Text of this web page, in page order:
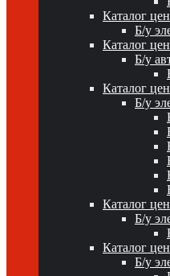
Каталог
Б/у
Каталог
Б/у
Каталог
Б/у
Каталог
Б/у
Каталог
Б/у